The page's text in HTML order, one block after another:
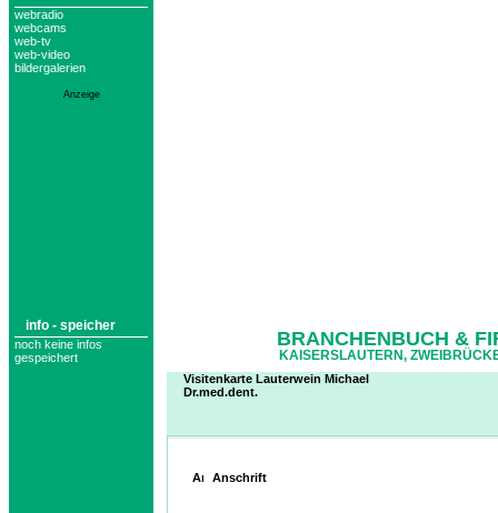
webradio
webcams
web-tv
web-video
bildergalerien
Anzeige
info - speicher
noch keine infos
gespeichert
BRANCHENBUCH &
KAISERSLAUTERN,
Visitenkarte Lauterwein Michael
Dr.med.dent.
Anschrift